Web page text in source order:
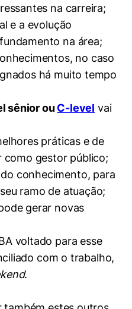
na carreira;
e a evolução
na área;
no caso
há muito tempo
sênior ouC-level vai
práticas e de
como gestor público;
conhecimento, para
ramo de atuação;
gerar novas
voltado para esse
com o trabalho,
.